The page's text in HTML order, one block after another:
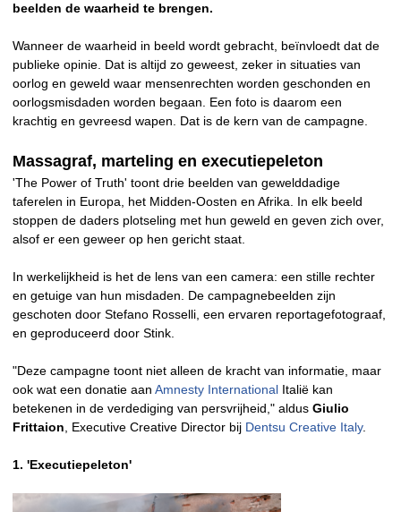
beelden de waarheid te brengen.
Wanneer de waarheid in beeld wordt gebracht, beïnvloedt dat de
publieke opinie. Dat is altijd zo geweest, zeker in situaties van
oorlog en geweld waar mensenrechten worden geschonden en
oorlogsmisdaden worden begaan. Een foto is daarom een
krachtig en gevreesd wapen. Dat is de kern van de campagne.
Massagraf, marteling en executiepeleton
'The Power of Truth' toont drie beelden van gewelddadige
taferelen in Europa, het Midden-Oosten en Afrika. In elk beeld
stoppen de daders plotseling met hun geweld en geven zich over,
alsof er een geweer op hen gericht staat.
In werkelijkheid is het de lens van een camera: een stille rechter
en getuige van hun misdaden. De campagnebeelden zijn
geschoten door Stefano Rosselli, een ervaren reportagefotograaf,
en geproduceerd door Stink.
"Deze campagne toont niet alleen de kracht van informatie, maar
ook wat een donatie aan Amnesty International Italië kan
betekenen in de verdediging van persvrijheid," aldus Giulio
Frittaion , Executive Creative Director bij Dentsu Creative Italy.
1. 'Executiepeleton'